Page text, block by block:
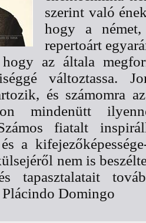
szerint való
hogy a
repertoárt
az általa
változtassa.
és számomra
mindenütt
fiatalt
a
nem is
tapasztalatait
Domingo